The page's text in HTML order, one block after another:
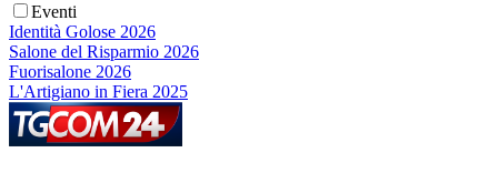
Eventi
Identità Golose 2026
Salone del Risparmio 2026
Fuorisalone 2026
L'Artigiano in Fiera 2025